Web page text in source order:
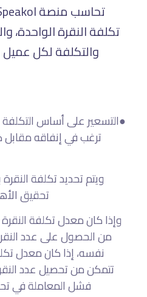
تكلفة النقرة الواحدة،
والتكلفة لكل
●التسعير على أساس
ترغب في إنفاقه
ويتم تحديد تكلفة
تحقيق
وإذا كان معدل تكلفة
من الحصول على عدد
نفسه، إذا كان معدل
تتمكن من تحصيل عدد
فشل المعاملة في